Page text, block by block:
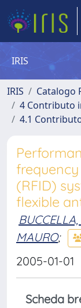
IRIS
IRIS
Catalogo
4 Contributo
4.1
(RFID)
flexible
MAURO;
2005-01-01
Scheda